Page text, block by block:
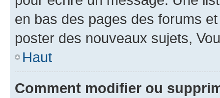
en bas des pages des forums
poster des nouveaux sujets,
Haut
Comment modifier ou